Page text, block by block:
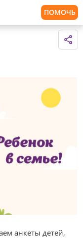
ПОМОЧЬ
анкеты детей,